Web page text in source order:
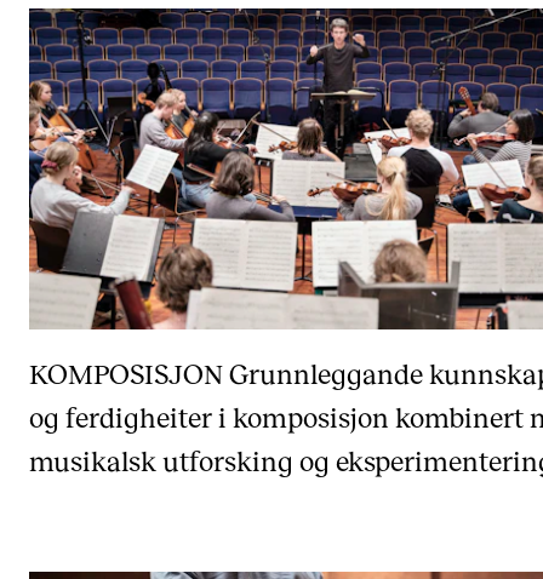
KOMPOSISJONGrunnleggande
og ferdigheiter i komposisjon kombinert
musikalsk utforsking og